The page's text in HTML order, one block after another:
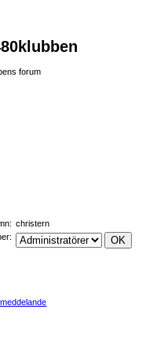
forum
christern